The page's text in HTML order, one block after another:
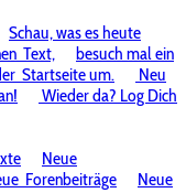
Schau, was es heute
Text,
besuch mal ein
Startseite um.
Neu
Wieder da? Log Dich
Neue
Forenbeiträge
Neue